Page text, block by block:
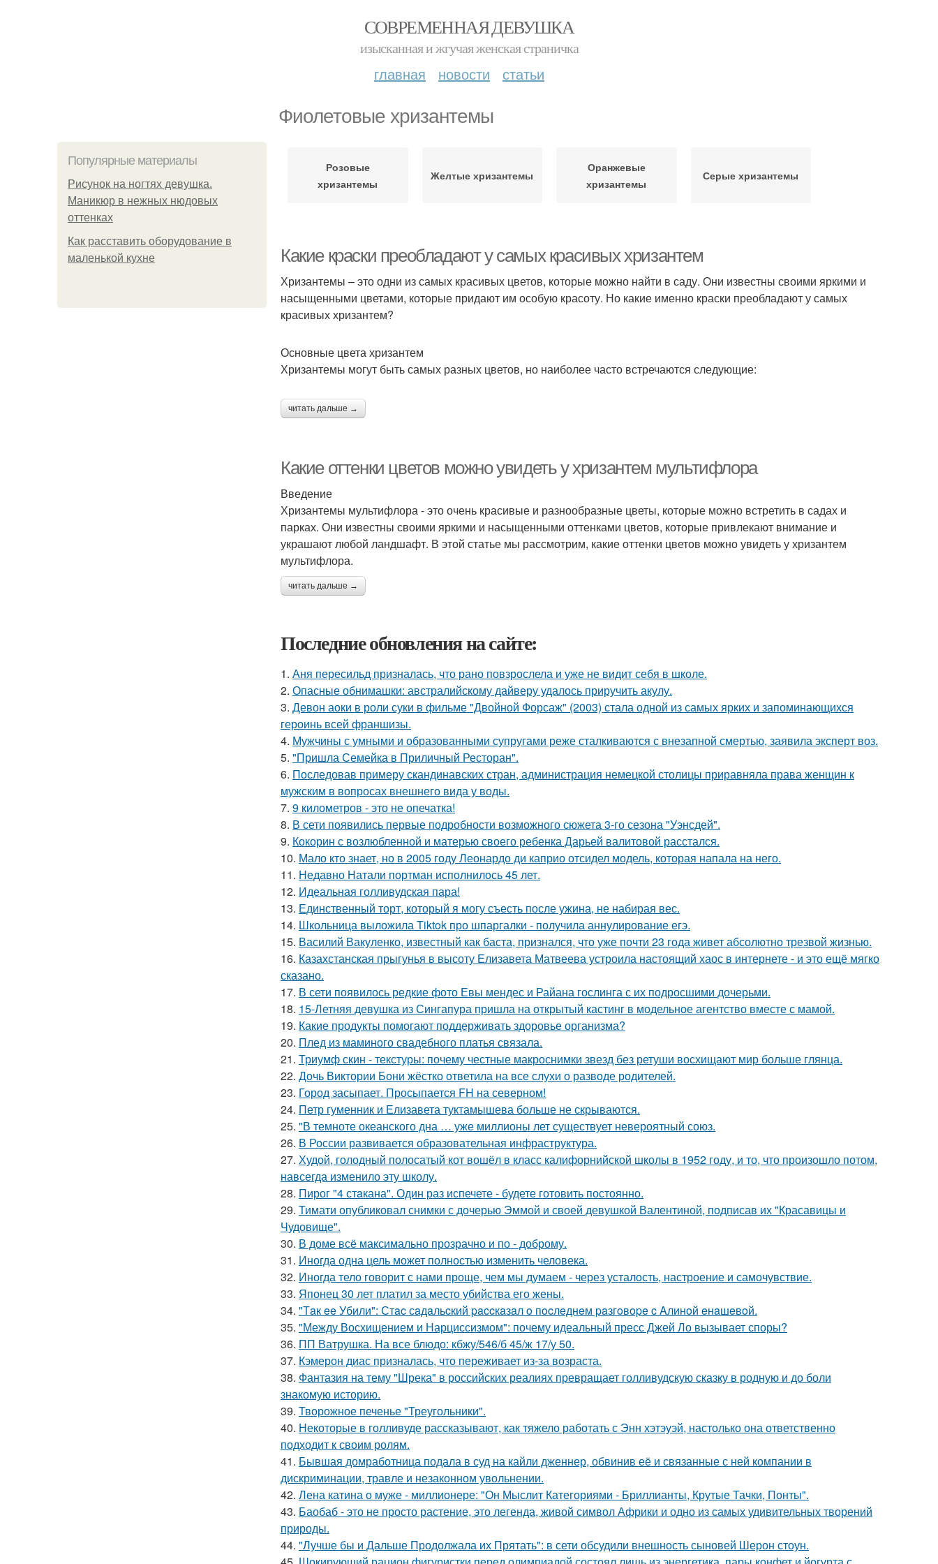
СОВРЕМЕННАЯ ДЕВУШКА
изысканная и жгучая женская страничка
главная новости статьи
Фиолетовые хризантемы
Популярные материалы
Рисунок на ногтях девушка.
Маникюр в нежных нюдовых
оттенках
Как расставить оборудование в
маленькой кухне
Розовые
хризантемы
Желтые хризантемы
Оранжевые
хризантемы
Серые хризантемы
Какие краски преобладают у самых красивых хризантем
Хризантемы – это одни из самых красивых цветов, которые можно найти в саду. Они известны своими яркими и
насыщенными цветами, которые придают им особую красоту. Но какие именно краски преобладают у самых
красивых хризантем?
Основные цвета хризантем
Хризантемы могут быть самых разных цветов, но наиболее часто встречаются следующие:
читать дальше →
Какие оттенки цветов можно увидеть у хризантем мультифлора
Введение
Хризантемы мультифлора - это очень красивые и разнообразные цветы, которые можно встретить в садах и
парках. Они известны своими яркими и насыщенными оттенками цветов, которые привлекают внимание и
украшают любой ландшафт. В этой статье мы рассмотрим, какие оттенки цветов можно увидеть у хризантем
мультифлора.
читать дальше →
Последние обновления на сайте:
1. Аня пересильд призналась, что рано повзрослела и уже не видит себя в школе.
2. Опасные обнимашки: австралийскому дайверу удалось приручить акулу.
3. Девон аоки в роли суки в фильме "Двойной Форсаж" (2003) стала одной из самых ярких и запоминающихся
героинь всей франшизы.
4. Мужчины с умными и образованными супругами реже сталкиваются с внезапной смертью, заявила эксперт воз.
5. "Пришла Семейка в Приличный Ресторан".
6. Последовав примеру скандинавских стран, администрация немецкой столицы приравняла права женщин к
мужским в вопросах внешнего вида у воды.
7. 9 километров - это не опечатка!
8. В сети появились первые подробности возможного сюжета 3-го сезона "Уэнсдей".
9. Кокорин с возлюбленной и матерью своего ребенка Дарьей валитовой расстался.
10. Мало кто знает, но в 2005 году Леонардо ди каприо отсидел модель, которая напала на него.
11. Недавно Натали портман исполнилось 45 лет.
12. Идеальная голливудская пара!
13. Единственный торт, который я могу съесть после ужина, не набирая вес.
14. Школьница выложила Tiktok про шпаргалки - получила аннулирование егэ.
15. Василий Вакуленко, известный как баста, признался, что уже почти 23 года живет абсолютно трезвой жизнью.
16. Казахстанская прыгунья в высоту Елизавета Матвеева устроила настоящий хаос в интернете - и это ещё мягко
сказано.
17. В сети появилось редкие фото Евы мендес и Райана гослинга с их подросшими дочерьми.
18. 15-Летняя девушка из Сингапура пришла на открытый кастинг в модельное агентство вместе с мамой.
19. Какие продукты помогают поддерживать здоровье организма?
20. Плед из маминого свадебного платья связала.
21. Триумф скин - текстуры: почему честные макроснимки звезд без ретуши восхищают мир больше глянца.
22. Дочь Виктории Бони жёстко ответила на все слухи о разводе родителей.
23. Город засыпает. Просыпается FH на северном!
24. Петр гуменник и Елизавета туктамышева больше не скрываются.
25. "В темноте океанского дна … уже миллионы лет существует невероятный союз.
26. В России развивается образовательная инфраструктура.
27. Худой, голодный полосатый кот вошёл в класс калифорнийской школы в 1952 году, и то, что произошло потом,
навсегда изменило эту школу.
28. Пирог "4 стaкана". Один раз испечете - будете готовить постоянно.
29. Тимати опубликовал снимки с дочерью Эммой и своей девушкой Валентиной, подписав их "Красавицы и
Чудовище".
30. В доме всё максимально прозрачно и по - доброму.
31. Иногда одна цель может полностью изменить человека.
32. Иногда тело говорит с нами проще, чем мы думаем - через усталость, настроение и самочувствие.
33. Японец 30 лет платил за место убийства его жены.
34. "Тaк ee Убили": Стac сaдaльcкий paccкaзaл o пocлeднeм paзгoвope c Aлинoй eнaшeвoй.
35. "Между Восхищением и Нарциссизмом": почему идеальный пресс Джей Ло вызывает споры?
36. ПП Ватрушка. На все блюдо: кбжу/546/б 45/ж 17/у 50.
37. Кэмерон диас призналась, что переживает из-за возраста.
38. Фантазия на тему "Шрека" в российских реалиях превращает голливудскую сказку в родную и до боли
знакомую историю.
39. Творожное печенье "Треугольники".
40. Некоторые в голливуде рассказывают, как тяжело работать с Энн хэтэуэй, настолько она ответственно
подходит к своим ролям.
41. Бывшая домработница подала в суд на кайли дженнер, обвинив её и связанные с ней компании в
дискриминации, травле и незаконном увольнении.
42. Лена катина о муже - миллионере: "Он Мыслит Категориями - Бриллианты, Крутые Тачки, Понты".
43. Баобаб - это не просто растение, это легенда, живой символ Африки и одно из самых удивительных творений
природы.
44. "Лучше бы и Дальше Продолжала их Прятать": в сети обсудили внешность сыновей Шерон стоун.